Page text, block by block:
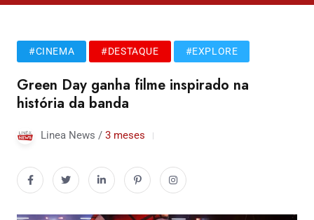
#CINEMA #DESTAQUE #EXPLORE
Green Day ganha filme inspirado na
história da banda
Linea News / 3 meses